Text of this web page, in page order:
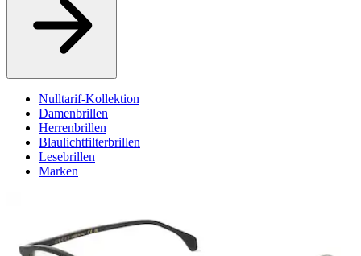
Nulltarif-Kollektion
Damenbrillen
Herrenbrillen
Blaulichtfilterbrillen
Lesebrillen
Marken